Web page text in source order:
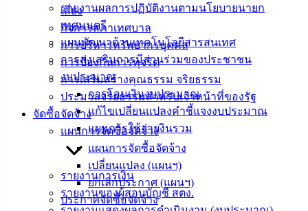
เสี่ยง
กิจการสภาเทศบาล
การบริหารทรัพยากรบุคคล
การป้องกันการทุจริต
การเสริมสร้างคุณธรรม จริยธรรม
ประมวลจริยธรรมสำหรับเจ้าหน้าที่ของรัฐ
จัดซื้อจัดจ้าง
แผนการจัดซื้อจัดจ้าง
แผนการจัดซื้อจัดจ้าง
เปลี่ยนแปลง (แผนฯ)
ยกเลิกประกาศ (แผนฯ)
ประกาศจัดซื้อจัดจ้าง
รายงานผลการปฏิบัติงานตามนโยบายนายก
เทศมนตรี
แผนพัฒนาด้านเทคโนโลยีสารสนเทศ
การส่งเสริมการมีส่วนร่วมของประชาชน
งบประมาณ
การโอนเงินงบประมาณ
แก้ไขเปลี่ยนแปลงคำชี้แจงงบประมาณ
แผนการใช้จ่ายงินรวม
รายงานการเงิน
รายงานของผู้สอบบัญชี สตง.
เทศบาล
สายตรง
นายก
ประวัติ
เทศบาล
ผู้บริหาร
และ
หัวหน้า
ส่วน